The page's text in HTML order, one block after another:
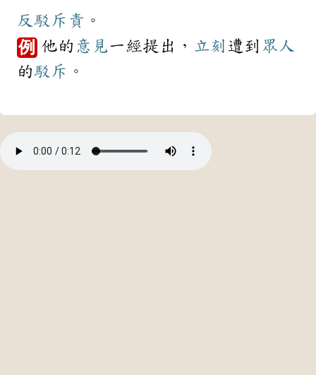
反駁 斥責 。
例 他的 意見一經提出， 立刻 遭到 眾人
的駁斥 。